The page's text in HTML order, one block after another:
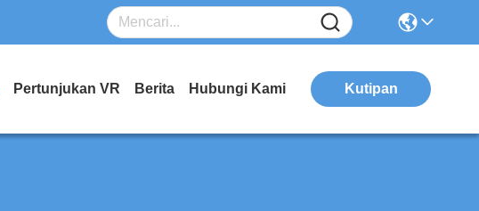
Pertunjukan VR Berita Hubungi Kami Kutipan